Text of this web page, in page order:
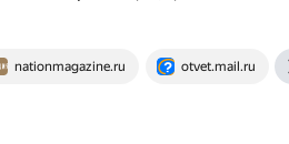
nationmagazine.ru otvet.mail.ru